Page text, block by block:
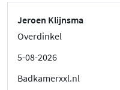
Jeroen Klijnsma
Overdinkel
5-08-2026
Badkamerxxl.nl